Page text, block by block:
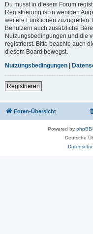
Du musst in diesem Forum
Registrierung ist in wenigen
weitere Funktionen
Benutzern auch zusätzliche
Nutzungsbedingungen und die
registrierst. Bitte beachte auch
diesem Board bewegst.
Nutzungsbedingungen |
Registrieren
Foren-Übersicht
Powered by phpBB
Deutsche